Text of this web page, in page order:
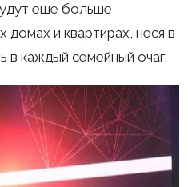
еще больше
домах и квартирах, неся в
каждый семейный очаг.